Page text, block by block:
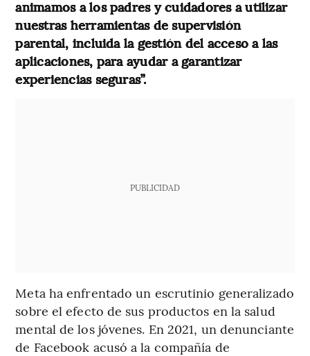
animamos a los padres y cuidadores a utilizar
nuestras herramientas de supervisión
parental, incluida la gestión del acceso a las
aplicaciones, para ayudar a garantizar
experiencias seguras”.
PUBLICIDAD
Meta ha enfrentado un escrutinio generalizado
sobre el efecto de sus productos en la salud
mental de los jóvenes. En 2021, un denunciante
de Facebook acusó a la compañía de